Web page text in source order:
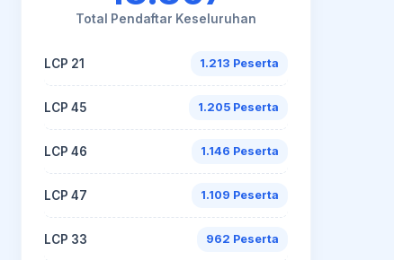
Total Pendaftar Keseluruhan
LCP 21 1.213 Peserta
LCP 45 1.205 Peserta
LCP 46 1.146 Peserta
LCP 47 1.109 Peserta
LCP 33 962 Peserta